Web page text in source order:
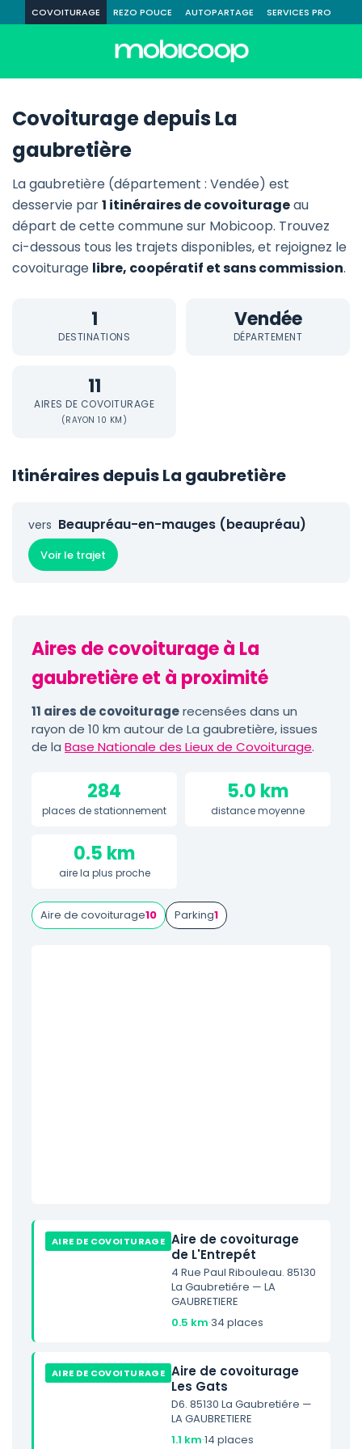
COVOITURAGE REZO POUCE AUTOPARTAGE SERVICES PRO
Covoiturage depuis La
gaubretière
La gaubretière (département : Vendée) est
desservie par1 itinéraires de covoiturageau
départ de cette commune sur Mobicoop. Trouvez
ci-dessous tous les trajets disponibles, et rejoignez le
covoiturage libre, coopératif et sans commission.
1
DESTINATIONS
Vendée
DÉPARTEMENT
11
AIRES DE COVOITURAGE
(RAYON 10 KM)
Itinéraires depuis La gaubretière
vers Beaupréau-en-mauges (beaupréau)
Voir le trajet
Aires de covoiturage à La
gaubretière et à proximité
11 aires de covoituragerecensées dans un
rayon de 10 km autour de La gaubretière, issues
de la Base Nationale des Lieux de Covoiturage.
284
places de stationnement
5.0 km
distance moyenne
0.5 km
aire la plus proche
Aire de covoiturage10 Parking1
AIRE DE COVOITURAGE Aire de covoiturage
de L'Entrepét
4 Rue Paul Ribouleau. 85130
La Gaubretiére — LA
GAUBRETIERE
0.5 km·34 places
AIRE DE COVOITURAGE Aire de covoiturage
Les Gats
D6. 85130 La Gaubretiére —
LA GAUBRETIERE
1.1 km·14 places